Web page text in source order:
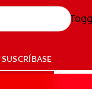
SUSCRÍBASE